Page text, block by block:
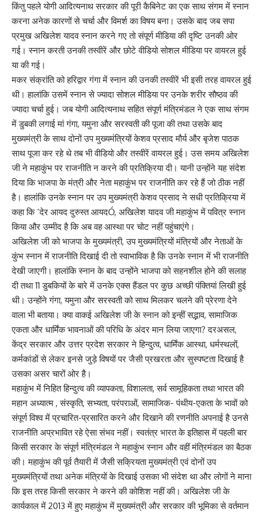
किंतु पहले योगी आदित्यनाथ सरकार की पूरी कैबिनेट का एक साथ संगम में स्नान
करना अनेक कारणों से चर्चा और विमर्श का विषय बना। उसके बाद जब सपा
प्रमुख अखिलेश यादव स्नान करने गए तो संपूर्ण मीडिया की दृष्टि उनकी ओर
गई। स्नान करती उनकी तस्वीरें और छोटे वीडियो सोशल मीडिया पर वायरल हुई
या की गई।
मकर संक्रांति को हरिद्वार गंगा में स्नान की उनकी तस्वीरें भी इसी तरह वायरल हुई
थी। हालांकि उसमें स्नान से ज्यादा सोशल मीडिया पर उनके शरीर सौष्ठव की
ज्यादा चर्चा हुई। जब योगी आदित्यनाथ सहित संपूर्ण मंत्रिमंडल ने एक साथ संगम
में डुबकी लगाई मां गंगा, यमुना और सरस्वती की पूजा की तथा उसके बाद
मुख्यमंत्री के साथ दोनों उप मुख्यमंत्रियों केशव प्रसाद मौर्य और बृजेश पाठक
साथ पूजा कर रहे थे तब भी वीडियो और तस्वीरें वायरल हुई। उस समय अखिलेश
जी ने महाकुंभ पर राजनीति न करने की प्रतिक्रिया दी। यानी उन्होंने यह संदेश
दिया कि भाजपा के मंत्री और नेता महाकुंभ पर राजनीति कर रहे हैं जो ठीक नहीं
है। हालांकि उनके स्नान पर उप मुख्यमंत्री केशव प्रसाद ने सधी प्रतिक्रिया में
कहा कि ‘देर आयद दुरुस्त आयदÓ, अखिलेश यादव जी महाकुंभ में पवित्र स्नान
किया और उम्मीद है कि अब वह आस्था पर चोट नहीं पहुंचाएंगे।
अखिलेश जी को भाजपा के मुख्यमंत्री, उप मुख्यमंत्रियों मंत्रियों और नेताओं के
कुंभ स्नान में राजनीति दिखाई दी तो स्वाभाविक है कि उनके स्नान में भी राजनीति
देखी जाएगी। हालांकि स्नान के बाद उन्होंने भाजपा को सहनशील होने की सलाह
दी तथा 11 डुबकियों के बारे में उनके एक्स हैंडल पर कुछ अच्छी पंक्तियां लिखी हुई
थी। उन्होंने गंगा, यमुना और सरस्वती को साथ मिलकर चलने की प्रेरणा देने
वाला भी बताया। क्या वाकई अखिलेश जी के स्नान को इन्हीं सद्भाव, सामाजिक
एकता और धार्मिंक भावनाओं की परिधि के अंदर मान लिया जाएगा? दरअसल,
केंद्र सरकार और उत्तर प्रदेश सरकार ने हिन्दुत्व, धार्मिंक आस्था, धर्मस्थलों,
कर्मकांडों से लेकर इनसे जुड़े विषयों पर जैसी प्रखरता और सुस्पष्टता दिखाई है
उसका असर चारों ओर है।
महाकुंभ में निहित हिन्दुत्व की व्यापकता, विशालता, सर्व सामूहिकता तथा भारत की
महान अध्यात्म , संस्कृति, सभ्यता, परंपराओं, सामाजिक- पंथीय-एकता के भावों को
संपूर्ण विश्व में प्रचारित-प्रसारित करने और दिखाने की रणनीति अपनाई है उनसे
राजनीति अप्रभावित रहे ऐसा संभव नहीं। स्वतंत्र भारत के इतिहास में पहली बार
किसी सरकार के संपूर्ण मंत्रिमंडल ने महाकुंभ स्नान और वहीं मंत्रिमंडल का बैठक
की। महाकुंभ की पूर्व तैयारी में जैसी सक्रियता मुख्यमंत्री एवं दोनों उप
मुख्यमंत्रियों तथा अनेक मंत्रियों के दिखाई उसका भी संदेश था और लोगों ने माना
कि इस तरह किसी सरकार ने करने की कोशिश नहीं की। अखिलेश जी के
कार्यकाल में 2013 में हुए महाकुंभ में मुख्यमंत्री और सरकार की भूमिका से वर्तमान